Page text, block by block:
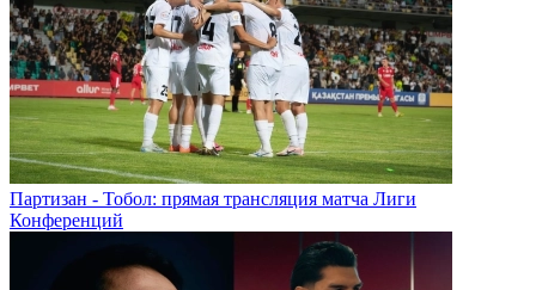
Партизан - Тобол: прямая трансляция матча Лиги
Конференций